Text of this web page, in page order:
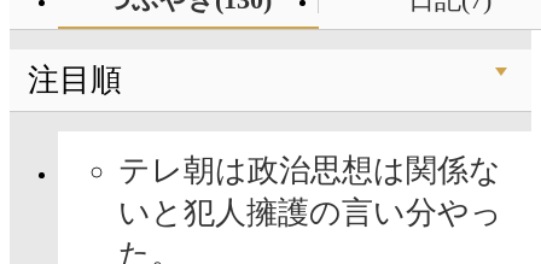
注目順
テレ朝は政治思想は関係な
いと犯人擁護の言い分やっ
た。